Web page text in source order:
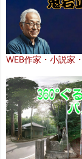
WEB作家・小説家